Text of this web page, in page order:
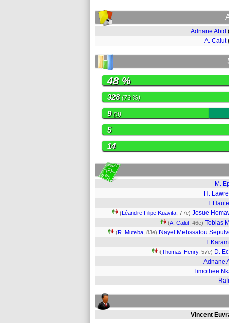
Adnane Abid
A. Calut
48 %
328(73 %)
9(3)
5
14
M.
H.
I.
(Léandre Filipe Kuavita , 77e) Josue
(A. Calut , 46e) Tobias
(R. Muteba , 83e) Nayel Mehssatou
I.
(Thomas Henry, 57e) D.
Adnane
Timothee
Vincent